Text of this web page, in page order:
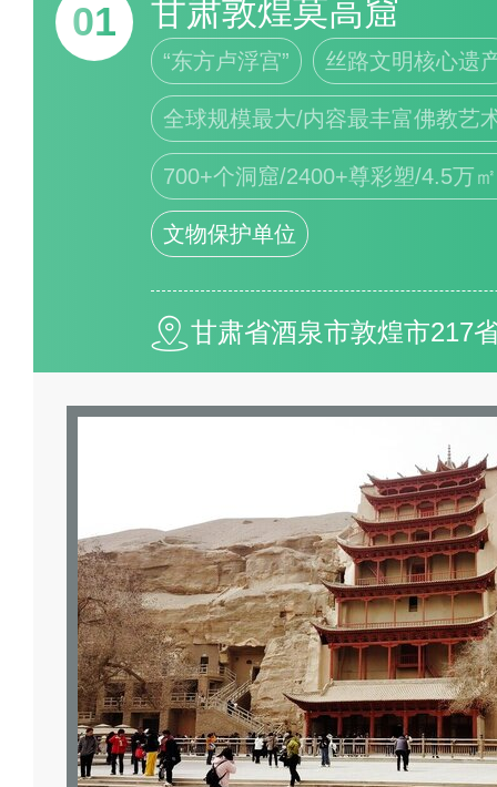
01 甘肃敦煌莫高窟
“东方卢浮宫” 丝路文明核心遗
全球规模最大/内容最丰富佛教艺
700+个洞窟/2400+尊彩塑/4.5万
文物保护单位
甘肃省酒泉市敦煌市217